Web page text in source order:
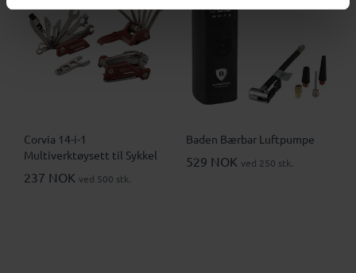
Corvia 14-i-1
Multiverktøysett til Sykkel
237 NOK ved 500 stk.
Baden Bærbar Luftpumpe
529 NOK ved 250 stk.